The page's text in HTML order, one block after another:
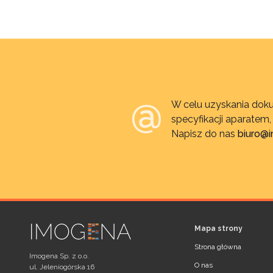
W celu uzyskania
specyfikacji
Napisz do nas
Imogena Sp. z o.o.
ul. Jeleniogórska 16
Mapa strony
Strona główna
O nas